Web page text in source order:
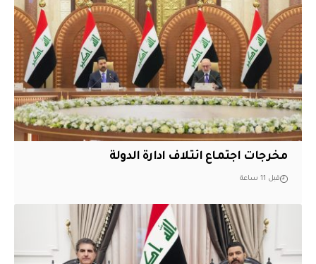
مخرجات اجتماع ائتلاف ادارة الدولة
قبل 11 ساعة